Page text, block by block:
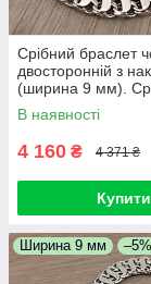
Срібний браслет
двосторонній з
(ширина 9 мм).
браслет широкий
21,5 см
В наявності
4 160 ₴ 4 371 ₴
Купити
Ширина 9 мм –5%